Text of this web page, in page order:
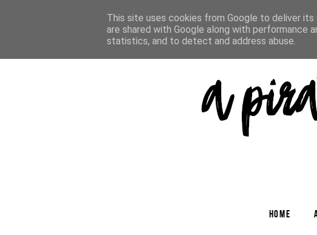
HOME
This site uses cookies from Google to deliver
are shared with Google along with performance
statistics, and to detect and address abuse.